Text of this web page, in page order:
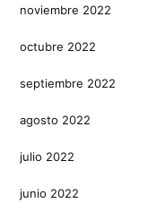
noviembre 2022
octubre 2022
septiembre 2022
agosto 2022
julio 2022
junio 2022